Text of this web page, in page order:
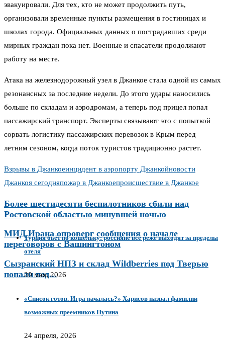
эвакуировали. Для тех, кто не может продолжить путь,
организовали временные пункты размещения в гостиницах и
школах города. Официальных данных о пострадавших среди
мирных граждан пока нет. Военные и спасатели продолжают
работу на месте.
Атака на железнодорожный узел в Джанкое стала одной из самых
резонансных за последние недели. До этого удары наносились
больше по складам и аэродромам, а теперь под прицел попал
пассажирский транспорт. Эксперты связывают это с попыткой
сорвать логистику пассажирских перевозок в Крым перед
летним сезоном, когда поток туристов традиционно растет.
Взрывы в Джанкоеинцидент в аэропорту Джанкойновости
Джанкоя сегодняпожар в Джанкоепроисшествие в Джанкое
Более шестидесяти беспилотников сбили над
Ростовской областью минувшей ночью
МИД Ирана опроверг сообщения о начале
переговоров с Вашингтоном
Сызранский НПЗ и склад Wildberries под Тверью
попали под...
Турция бьёт по кошельку: россияне всё реже выходят за пределы
отеля
20 мая, 2026
«Список готов. Игра началась?» Харисов назвал фамилии
возможных преемников Путина
24 апреля, 2026